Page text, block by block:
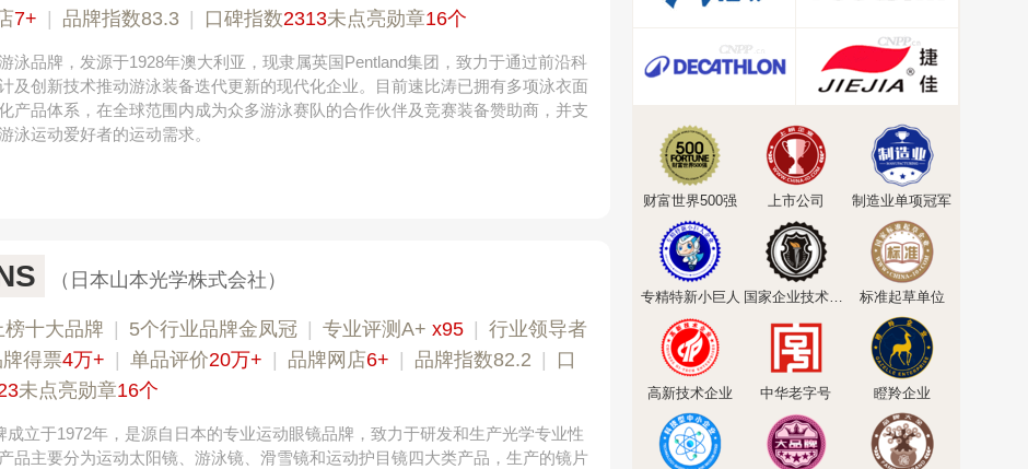
7+ 品牌指数83.3 口碑指数2313未点亮勋章16个
泳品牌，发源于1928年澳大利亚，现隶属英国Pentland集团，致力于通过前沿科
及创新技术推动游泳装备迭代更新的现代化企业。目前速比涛已拥有多项泳衣面
产品体系，在全球范围内成为众多游泳赛队的合作伙伴及竞赛装备赞助商，并支
泳运动爱好者的运动需求。
（日本山本光学株式会社）
榜十大品牌 5个行业品牌金凤冠 专业评测A+ x95
行业领导者
牌得票4万+ 单品评价20万+ 品牌网店6+ 品牌指数82.2
口
未点亮勋章16个
成立于1972年，是源自日本的专业运动眼镜品牌，致力于研发和生产光学专业性
品主要分为运动太阳镜、游泳镜、滑雪镜和运动护目镜四大类产品，生产的镜片
财富世界500强 上市公司 制造业单项冠军
专精特新小巨人 国家企业技术中心 标准起草单位
高新技术企业 中华老字号 瞪羚企业